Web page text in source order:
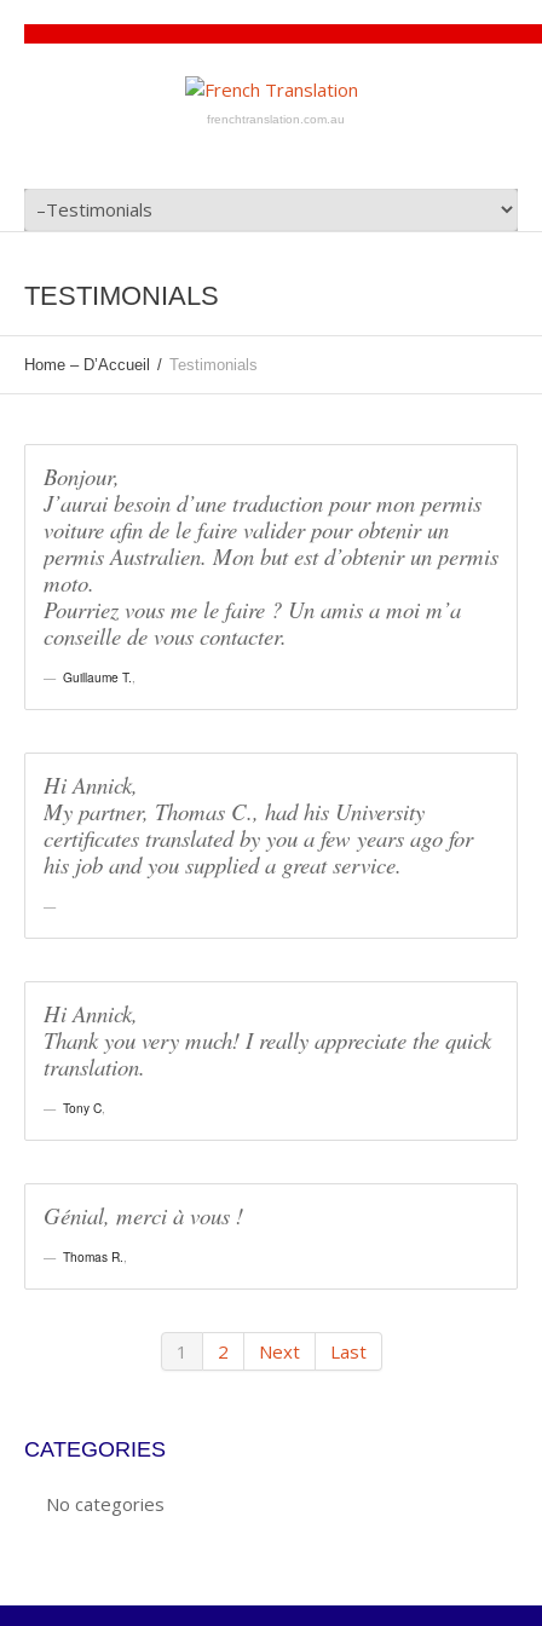
frenchtranslation.com.au
TESTIMONIALS
Home – D’Accueil Testimonials
Bonjour,
J’aurai besoin d’une traduction pour mon permis
voiture afin de le faire valider pour obtenir un
permis Australien. Mon but est d’obtenir un permis
moto.
Pourriez vous me le faire ? Un amis a moi m’a
conseille de vous contacter.
Guillaume T.
Hi Annick,
My partner, Thomas C., had his University
certificates translated by you a few years ago for
his job and you supplied a great service.
Hi Annick,
Thank you very much! I really appreciate the quick
translation.
Tony C
Génial, merci à vous !
Thomas R.
1 2 Next Last
CATEGORIES
No categories